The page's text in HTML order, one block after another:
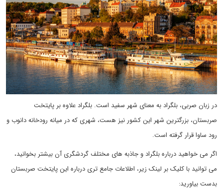
در زبان صربی، بلگراد به معنای شهر سفید است. بلگراد علاوه بر پایتخت
صربستان، بزرگترین شهر این کشور نیز هست، شهری که در میانه رودخانه دانوب و
رود ساوا قرار گرفته است.
اگر می خواهید درباره بلگراد و جاذبه های مختلف گردشگری آن بیشتر بخوانید،
می توانید با کلیک بر لینک زیر، اطلاعات جامع تری درباره این پایتخت صربستان
بدست بیاورید: